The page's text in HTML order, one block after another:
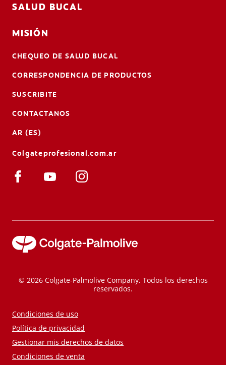
SALUD BUCAL
MISIÓN
CHEQUEO DE SALUD BUCAL
CORRESPONDENCIA DE PRODUCTOS
SUSCRIBITE
CONTACTANOS
AR (ES)
Colgateprofesional.com.ar
© 2026 Colgate-Palmolive Company. Todos los derechos
reservados.
Condiciones de uso
Política de privacidad
Gestionar mis derechos de datos
Condiciones de venta